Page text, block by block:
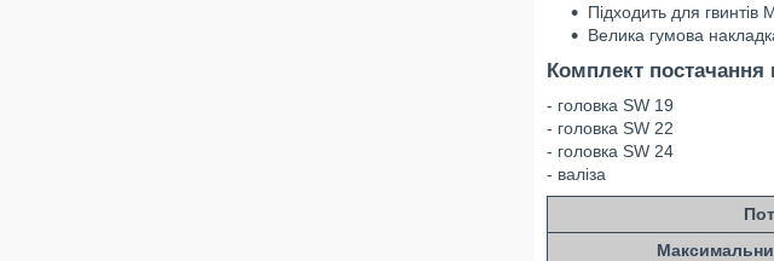
Підходить для гвинтів
Велика гумова
Комплект постачання
- головка SW 19
- головка SW 22
- головка SW 24
- валіза